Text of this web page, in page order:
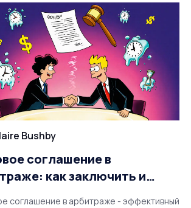
Bushby
соглашение в
как заключить и
соглашение в арбитраже - эффективный